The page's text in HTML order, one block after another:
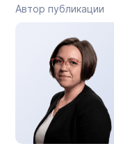
Автор публикации